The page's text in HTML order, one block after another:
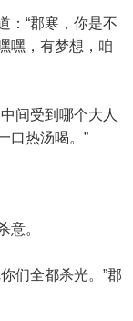
：“郡寒，你是不
嘿，有梦想，咱
间受到哪个大人
口热汤喝。”
意。
们全都杀光。”郡